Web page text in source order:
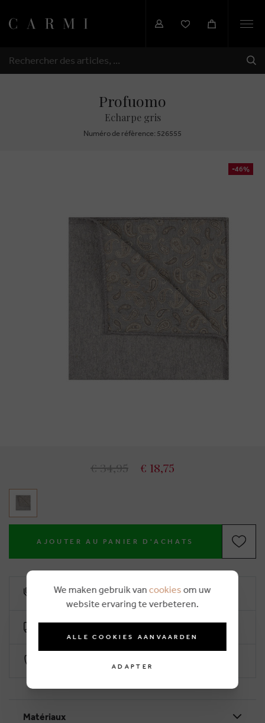
RECHERCHER
Profuomo
Echarpe gris
Numéro de réfèrence: 526555
-46%
€ 34,95 € 18,75
AJOUTER AU PANIER D'ACHATS
10% remise de fidélité
Matériaux
We maken gebruik van cookies om uw
website ervaring te verbeteren.
ALLE COOKIES AANVAARDEN
ADAPTER